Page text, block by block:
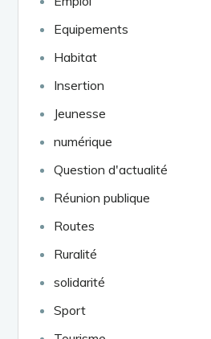
Equipements
Habitat
Insertion
Jeunesse
numérique
Question d'actualité
Réunion publique
Routes
Ruralité
solidarité
Sport